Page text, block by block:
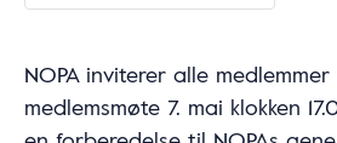
NOPA inviterer alle
medlemsmøte 7. mai klokken